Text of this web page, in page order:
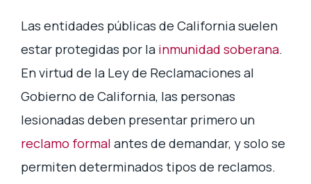
Las entidades públicas de California suelen
estar protegidas por la inmunidad soberana.
En virtud de la Ley de Reclamaciones al
Gobierno de California, las personas
lesionadas deben presentar primero un
reclamo formal antes de demandar, y solo se
permiten determinados tipos de reclamos.